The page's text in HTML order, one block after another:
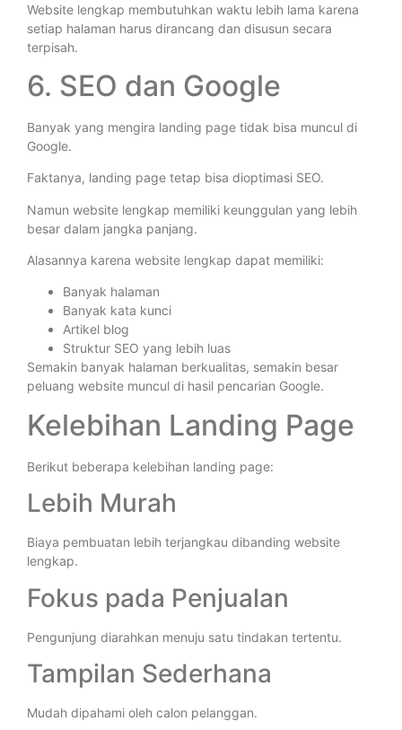
Website lengkap membutuhkan waktu lebih lama karena
setiap halaman harus dirancang dan disusun secara
terpisah.
6. SEO dan Google
Banyak yang mengira landing page tidak bisa muncul di
Google.
Faktanya, landing page tetap bisa dioptimasi SEO.
Namun website lengkap memiliki keunggulan yang lebih
besar dalam jangka panjang.
Alasannya karena website lengkap dapat memiliki:
Banyak halaman
Banyak kata kunci
Artikel blog
Struktur SEO yang lebih luas
Semakin banyak halaman berkualitas, semakin besar
peluang website muncul di hasil pencarian Google.
Kelebihan Landing Page
Berikut beberapa kelebihan landing page:
Lebih Murah
Biaya pembuatan lebih terjangkau dibanding website
lengkap.
Fokus pada Penjualan
Pengunjung diarahkan menuju satu tindakan tertentu.
Tampilan Sederhana
Mudah dipahami oleh calon pelanggan.